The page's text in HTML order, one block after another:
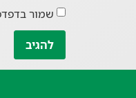
שמור